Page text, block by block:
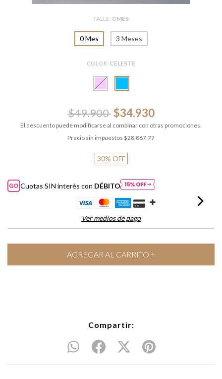
TALLE: 0 MES
0 Mes 3 Meses
COLOR: CELESTE
$49.900 $34.930
El descuento puede modificarse al combinar con otras promociones.
Precio sin impuestos $28.867,77
30% OFF
Cuotas SIN interés con DÉBITO
Ver medios de pago
Compartir: